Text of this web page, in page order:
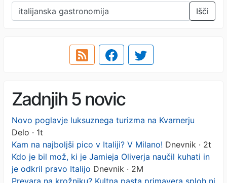
Išči
Zadnjih 5 novic
Novo poglavje luksuznega turizma na Kvarnerju
Delo · 1t
Kam na najboljši pico v Italiji? V Milano! Dnevnik · 2t
Kdo je bil mož, ki je Jamieja Oliverja naučil kuhati in
je odkril pravo Italijo Dnevnik · 2M
Prevara na krožniku? Kultna pasta primavera sploh ni